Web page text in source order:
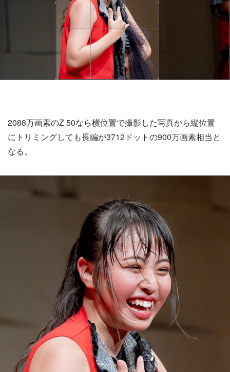
2088万画素のZ 50なら横位置で撮影した写真から縦位置
にトリミングしても長編が3712ドットの900万画素相当と
なる。